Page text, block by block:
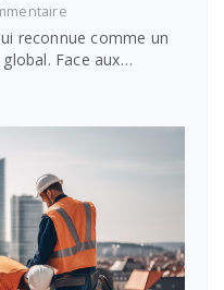
sur
mentale
:
soin
reconnue comme un
Face aux…